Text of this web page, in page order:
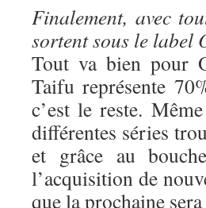
Finalement, avec
sortent sous le label
Tout va bien pour
Taifu représente
c’est le reste.
différentes séries
et grâce au
l’acquisition de
que la prochaine